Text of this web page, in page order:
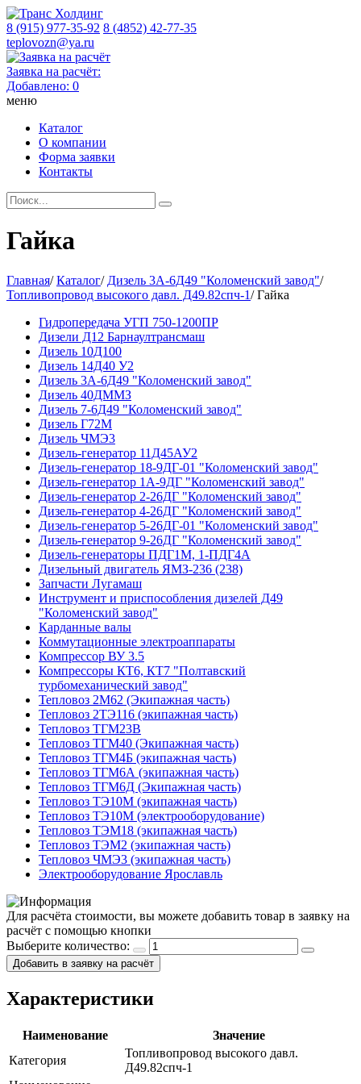
8 (915) 977-35-92 8 (4852) 42-77-35
teplovozn@ya.ru
Заявка на расчёт:
Добавлено: 0
меню
Каталог
О компании
Форма заявки
Контакты
Гайка
Главная/ Каталог/ Дизель 3А-6Д49 "Коломенский завод"/
Топливопровод высокого давл. Д49.82спч-1/ Гайка
Гидропередача УГП 750-1200ПР
Дизели Д12 Барнаултрансмаш
Дизель 10Д100
Дизель 14Д40 У2
Дизель 3А-6Д49 "Коломенский завод"
Дизель 40ДММЗ
Дизель 7-6Д49 "Коломенский завод"
Дизель Г72М
Дизель ЧМЭ3
Дизель-генератор 11Д45АУ2
Дизель-генератор 18-9ДГ-01 "Коломенский завод"
Дизель-генератор 1А-9ДГ "Коломенский завод"
Дизель-генератор 2-26ДГ "Коломенский завод"
Дизель-генератор 4-26ДГ "Коломенский завод"
Дизель-генератор 5-26ДГ-01 "Коломенский завод"
Дизель-генератор 9-26ДГ "Коломенский завод"
Дизель-генераторы ПДГ1М, 1-ПДГ4А
Дизельный двигатель ЯМЗ-236 (238)
Запчасти Лугамаш
Инструмент и приспособления дизелей Д49
"Коломенский завод"
Карданные валы
Коммутационные электроаппараты
Компрессор ВУ 3.5
Компрессоры КТ6, КТ7 "Полтавский
турбомеханический завод"
Тепловоз 2М62 (Экипажная часть)
Тепловоз 2ТЭ116 (экипажная часть)
Тепловоз ТГМ23В
Тепловоз ТГМ40 (Экипажная часть)
Тепловоз ТГМ4Б (экипажная часть)
Тепловоз ТГМ6А (экипажная часть)
Тепловоз ТГМ6Д (Экипажная часть)
Тепловоз ТЭ10М (экипажная часть)
Тепловоз ТЭ10М (электрооборудование)
Тепловоз ТЭМ18 (экипажная часть)
Тепловоз ТЭМ2 (экипажная часть)
Тепловоз ЧМЭ3 (экипажная часть)
Электрооборудование Ярославль
Для расчёта стоимости, вы можете добавить товар в заявку на
расчёт с помощью кнопки
Выберите количество:
Добавить в заявку на расчёт
Характеристики
Наименование
Значение
Категория
Топливопровод высокого давл.
Д49.82спч-1